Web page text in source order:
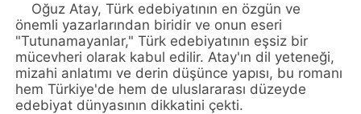
Oğuz Atay, Türk edebiyatının en özgün ve
önemli yazarlarından biridir ve onun eseri
"Tutunamayanlar," Türk edebiyatının eşsiz bir
mücevheri olarak kabul edilir. Atay'ın dil yeteneği,
mizahi anlatımı ve derin düşünce yapısı, bu romanı
hem Türkiye'de hem de uluslararası düzeyde
edebiyat dünyasının dikkatini çekti.